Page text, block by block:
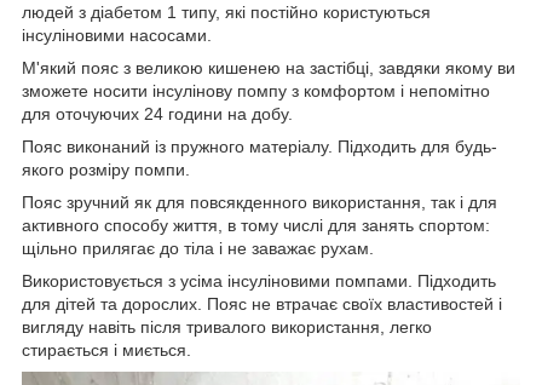
людей з діабетом 1 типу, які постійно користуються
інсуліновими насосами.
М'який пояс з великою кишенею на застібці, завдяки якому ви
зможете носити інсулінову помпу з комфортом і непомітно
для оточуючих 24 години на добу.
Пояс виконаний із пружного матеріалу. Підходить для будь-
якого розміру помпи.
Пояс зручний як для повсякденного використання, так і для
активного способу життя, в тому числі для занять спортом:
щільно прилягає до тіла і не заважає рухам.
Використовується з усіма інсуліновими помпами. Підходить
для дітей та дорослих. Пояс не втрачає своїх властивостей і
вигляду навіть після тривалого використання, легко
стирається і миється.